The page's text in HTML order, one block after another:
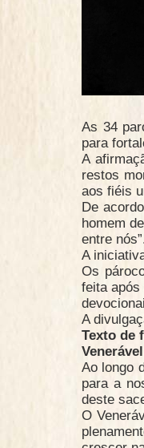
As 34
para
A
restos
aos fiéis
De
homem
entre
A
Os
feita após
A
Texto de
Ao longo
para a
deste
O